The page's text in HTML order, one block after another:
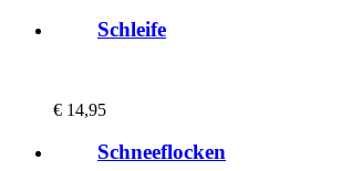
Schleife
€ 14,95
Schneeflocken